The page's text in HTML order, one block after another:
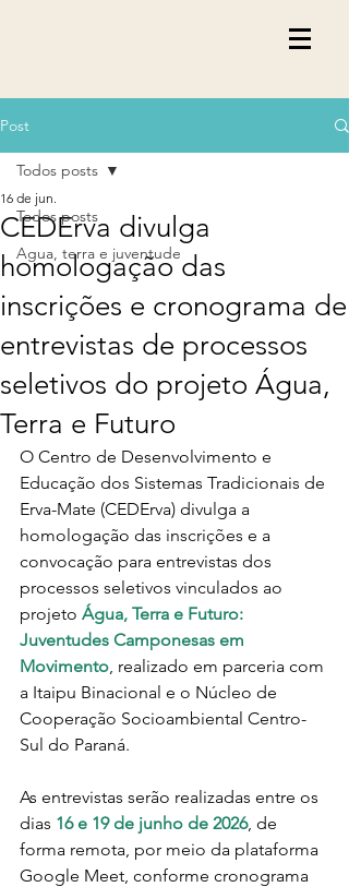
Post
Todos posts
Agua, terra e juventude
Todos posts
CEDErva divulga
homologação das
inscrições e cronograma de
entrevistas de processos
seletivos do projeto Água,
Terra e Futuro
16 de jun.
O Centro de Desenvolvimento e
Educação dos Sistemas Tradicionais de
Erva-Mate (CEDErva) divulga a
homologação das inscrições e a
convocação para entrevistas dos
processos seletivos vinculados ao
projeto Água, Terra e Futuro:
Juventudes Camponesas em
Movimento, realizado em parceria com
a Itaipu Binacional e o Núcleo de
Cooperação Socioambiental Centro-
Sul do Paraná.
As entrevistas serão realizadas entre os
dias 16 e 19 de junho de 2026, de
forma remota, por meio da plataforma
Google Meet, conforme cronograma